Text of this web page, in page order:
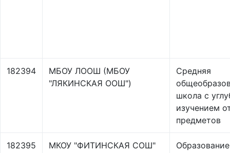
182394
МБОУ ЛООШ (МБОУ
"ЛЯКИНСКАЯ ООШ")
Средняя
школа с
изучением
предметов
182395 МКОУ "ФИТИНСКАЯ СОШ" Образование